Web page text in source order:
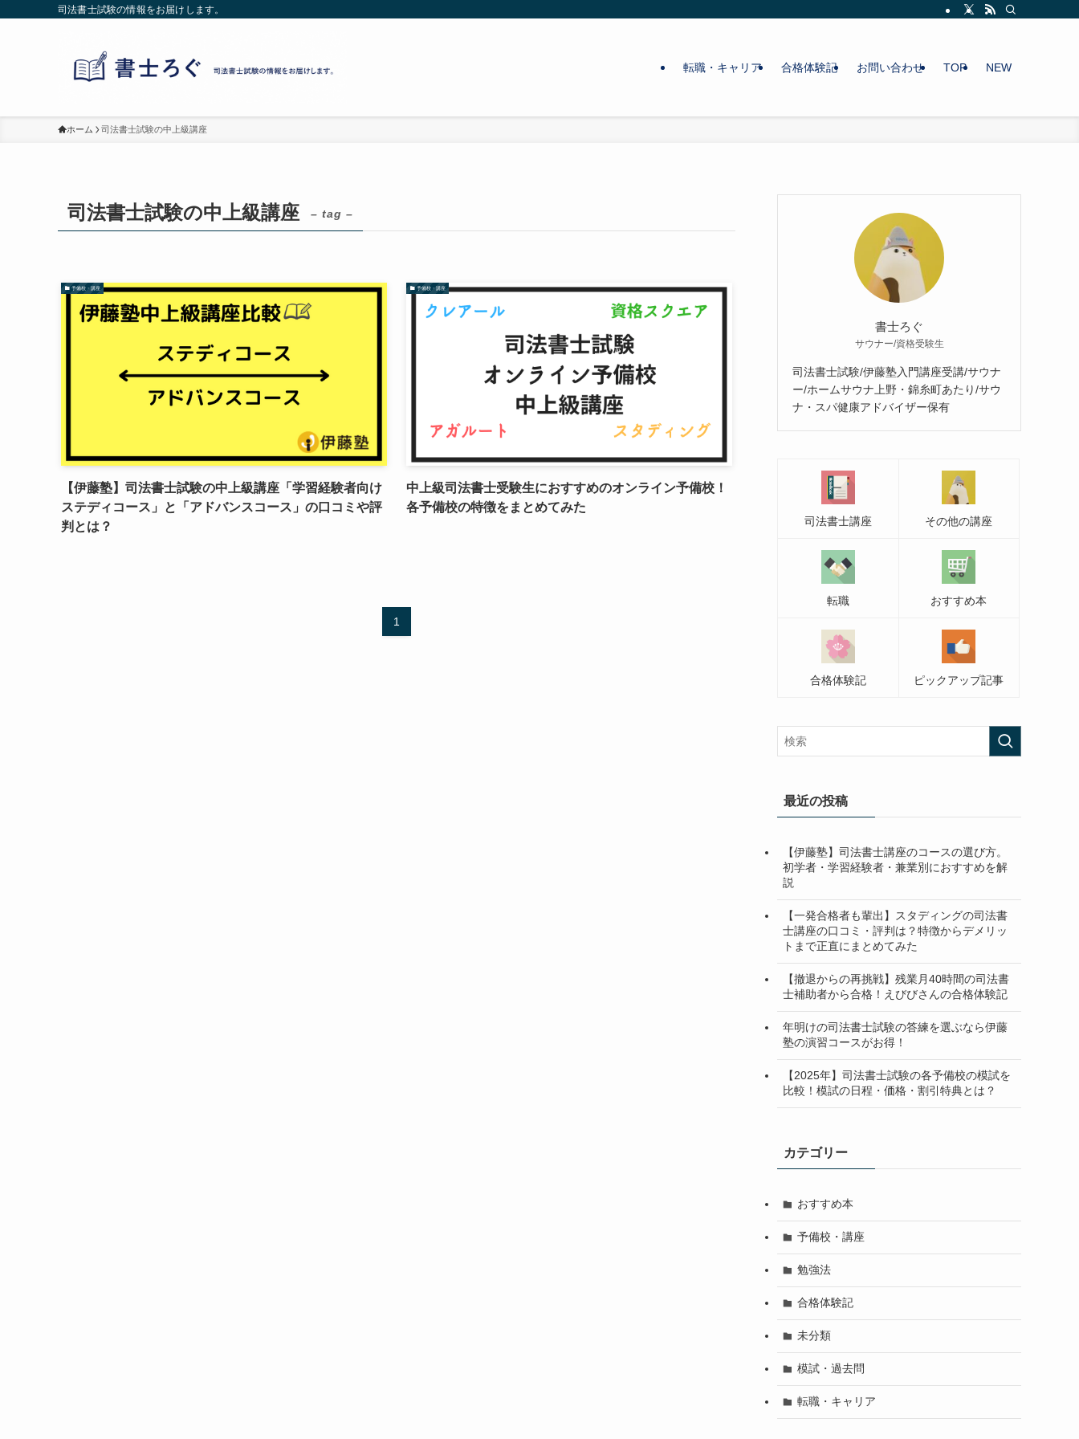
司法書士試験の情報をお届けします。
転職・キャリア 合格体験記 お問い合わせ TOP NEW
ホーム 司法書士試験の中上級講座
司法書士試験の中上級講座 – tag –
予備校・講座
【伊藤塾】司法書士試験の中上級講座「学習経験者向け
ステディコース」と「アドバンスコース」の口コミや評
判とは？
予備校・講座
中上級司法書士受験生におすすめのオンライン予備校！
各予備校の特徴をまとめてみた
1
書士ろぐ
サウナー/資格受験生
司法書士試験/伊藤塾入門講座受講/サウナ
ー/ホームサウナ上野・錦糸町あたり/サウ
ナ・スパ健康アドバイザー保有
司法書士講座 その他の講座
転職 おすすめ本
合格体験記 ピックアップ記事
最近の投稿
【伊藤塾】司法書士講座のコースの選び方。
初学者・学習経験者・兼業別におすすめを解
説
【一発合格者も輩出】スタディングの司法書
士講座の口コミ・評判は？特徴からデメリッ
トまで正直にまとめてみた
【撤退からの再挑戦】残業月40時間の司法書
士補助者から合格！えびびさんの合格体験記
年明けの司法書士試験の答練を選ぶなら伊藤
塾の演習コースがお得！
【2025年】司法書士試験の各予備校の模試を
比較！模試の日程・価格・割引特典とは？
カテゴリー
おすすめ本
予備校・講座
勉強法
合格体験記
未分類
模試・過去問
転職・キャリア